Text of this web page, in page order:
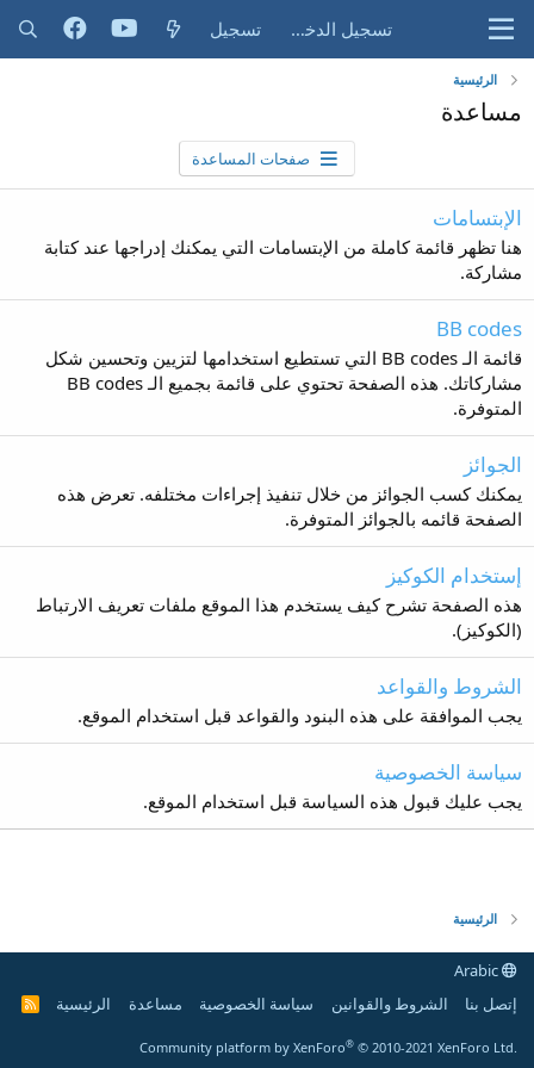
تسجيل الدخول تسجيل
الرئيسية
مساعدة
صفحات المساعدة
الإبتسامات
هنا تظهر قائمة كاملة من الإبتسامات التي يمكنك إدراجها عند كتابة
مشاركة.
BB codes
قائمة الـ BB codes التي تستطيع استخدامها لتزيين وتحسين شكل
مشاركاتك. هذه الصفحة تحتوي على قائمة بجميع الـ BB codes
المتوفرة.
الجوائز
يمكنك كسب الجوائز من خلال تنفيذ إجراءات مختلفه. تعرض هذه
الصفحة قائمه بالجوائز المتوفرة.
إستخدام الكوكيز
هذه الصفحة تشرح كيف يستخدم هذا الموقع ملفات تعريف الارتباط
(الكوكيز).
الشروط والقواعد
يجب الموافقة على هذه البنود والقواعد قبل استخدام الموقع.
سياسة الخصوصية
يجب عليك قبول هذه السياسة قبل استخدام الموقع.
الرئيسية
إتصل بنا
الشروط والقوانين سياسة الخصوصية مساعدة الرئيسية
R
Community platform by XenForo® © 2010-2021 XenForo Ltd.